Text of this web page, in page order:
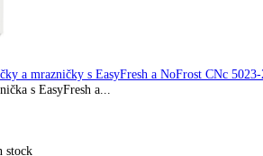
a mrazničky s EasyFresh a NoFrost
In stock